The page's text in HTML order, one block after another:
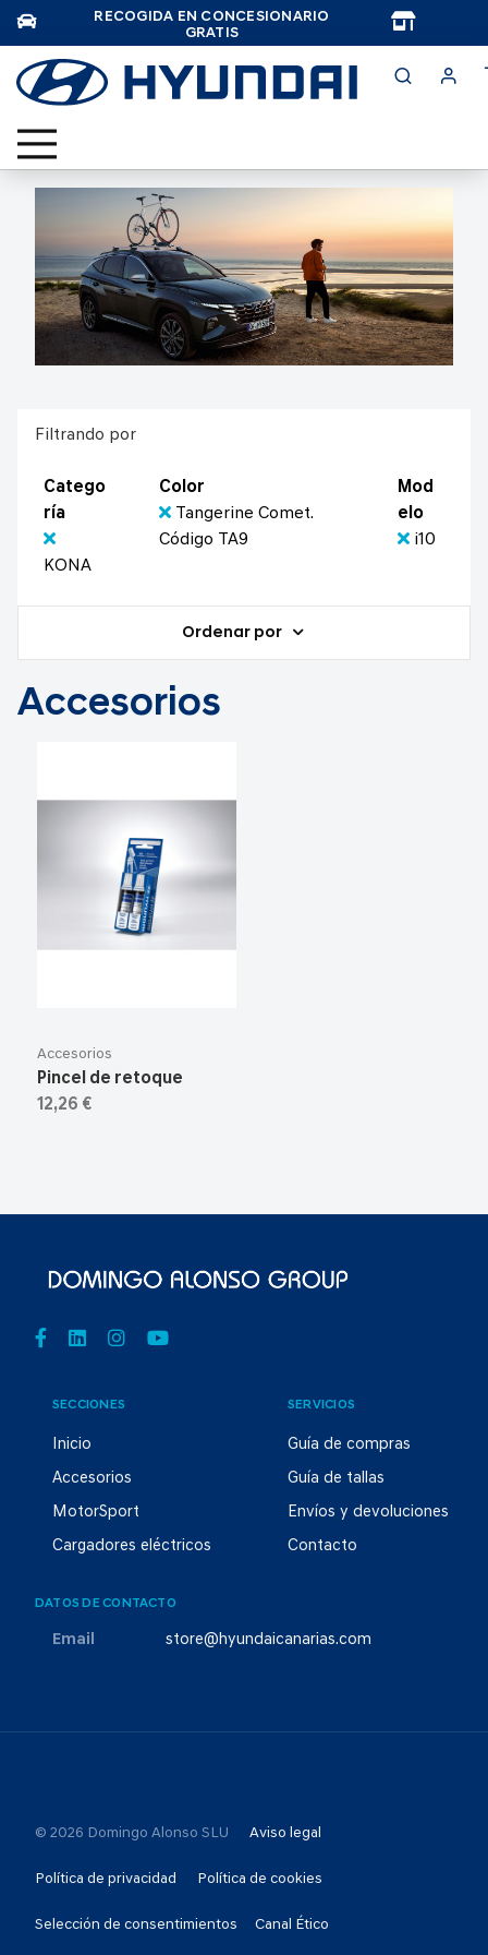
RECOGIDA EN CONCESIONARIO
GRATIS
Filtrando por
Catego
ría
KONA
Color
Tangerine Comet.
Código TA9
Mod
elo
i10
Ordenar por
Accesorios
Accesorios
Pincel de retoque
12,26 €
SECCIONES
Inicio
Accesorios
MotorSport
Cargadores eléctricos
SERVICIOS
Guía de compras
Guía de tallas
Envíos y devoluciones
Contacto
DATOS DE CONTACTO
Email store@hyundaicanarias.com
© 2026 Domingo Alonso SLU Aviso legal
Política de privacidad Política de cookies
Selección de consentimientos Canal Ético